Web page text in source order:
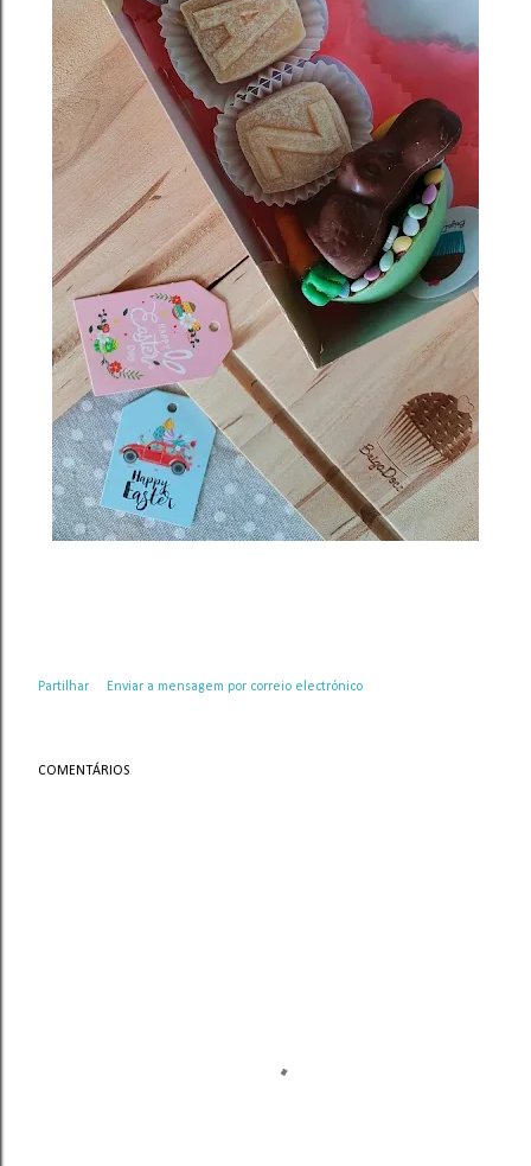
Partilhar Enviar a mensagem por correio electrónico
COMENTÁRIOS